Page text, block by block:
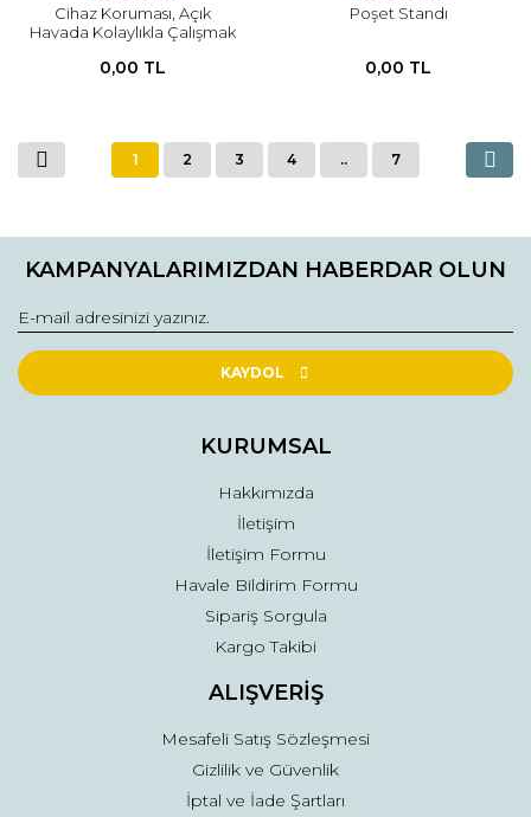
Cihaz Koruması, Açık
Havada Kolaylıkla Çalışmak
0,00 TL
Poşet Standı
0,00 TL
1 2 3 4 .. 7
KAMPANYALARIMIZDAN HABERDAR OLUN
KAYDOL
KURUMSAL
Hakkımızda
İletişim
İletişim Formu
Havale Bildirim Formu
Sipariş Sorgula
Kargo Takibi
ALIŞVERİŞ
Mesafeli Satış Sözleşmesi
Gizlilik ve Güvenlik
İptal ve İade Şartları